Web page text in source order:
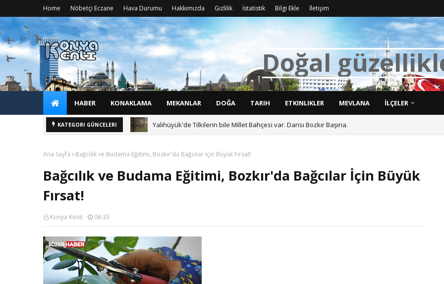
Home Nöbetçi Eczane Hava Durumu Hakkımızda Gizlilik İstatistik Bilgi Ekle İletişim
Doğal güzellikl
HABER KONAKLAMA MEKANLAR DOĞA TARIH ETKINLIKLER MEVLANA İLÇELER
KATEGORI GÜNCELERI Yalıhüyük'de Tilkilerin bile Millet Bahçesi var. Darısı Bozkır Başına.
Ana Sayfa Bağcılık ve Budama Eğitimi, Bozkır'da Bağcılar İçin Büyük Fırsat!
Bağcılık ve Budama Eğitimi, Bozkır'da Bağcılar İçin Büyük
Fırsat!
Konya Kenti 06:33